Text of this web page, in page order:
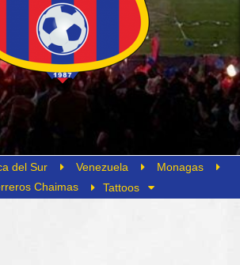
del Sur Venezuela
Monagas
Chaimas
Tattoos